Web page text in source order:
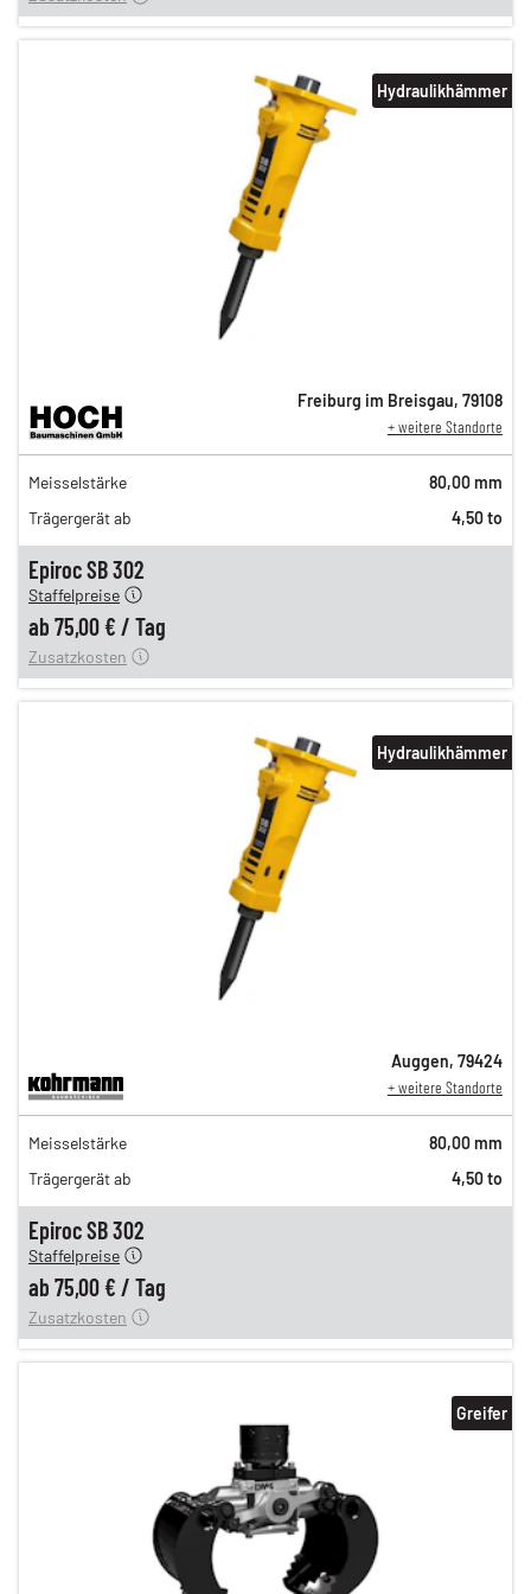
Epiroc SB 302
129,00 €
108,00 €
89,00 €
Staffelpreise
ab 75,00 € / Tag
12,00 €
Zusatzkosten
Hydraulikhämmer
Freiburg im Breisgau, 79108
+ weitere Standorte
Meisselstärke
80,00 mm
Trägergerät ab
4,50 to
Epiroc SB 302
129,00 €
108,00 €
89,00 €
Staffelpreise
ab 75,00 € / Tag
12,00 €
Zusatzkosten
Hydraulikhämmer
Auggen, 79424
+ weitere Standorte
Meisselstärke
80,00 mm
Trägergerät ab
4,50 to
Greifer